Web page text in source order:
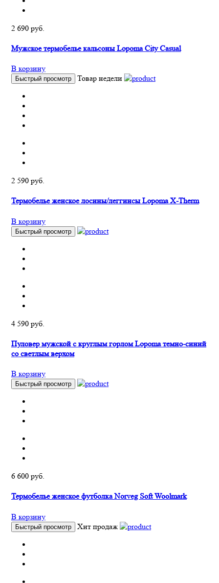
2 690 руб.
Мужское термобелье кальсоны Lopoma City Casual
В корзину
Быстрый просмотр Товар недели
2 590 руб.
Термобелье женское лосины/леггинсы Lopoma X-Therm
В корзину
Быстрый просмотр
4 590 руб.
Пуловер мужской c круглым горлом Lopoma темно-синий
со светлым верхом
В корзину
Быстрый просмотр
6 600 руб.
Термобелье женское футболка Norveg Soft Woolmark
В корзину
Быстрый просмотр Хит продаж